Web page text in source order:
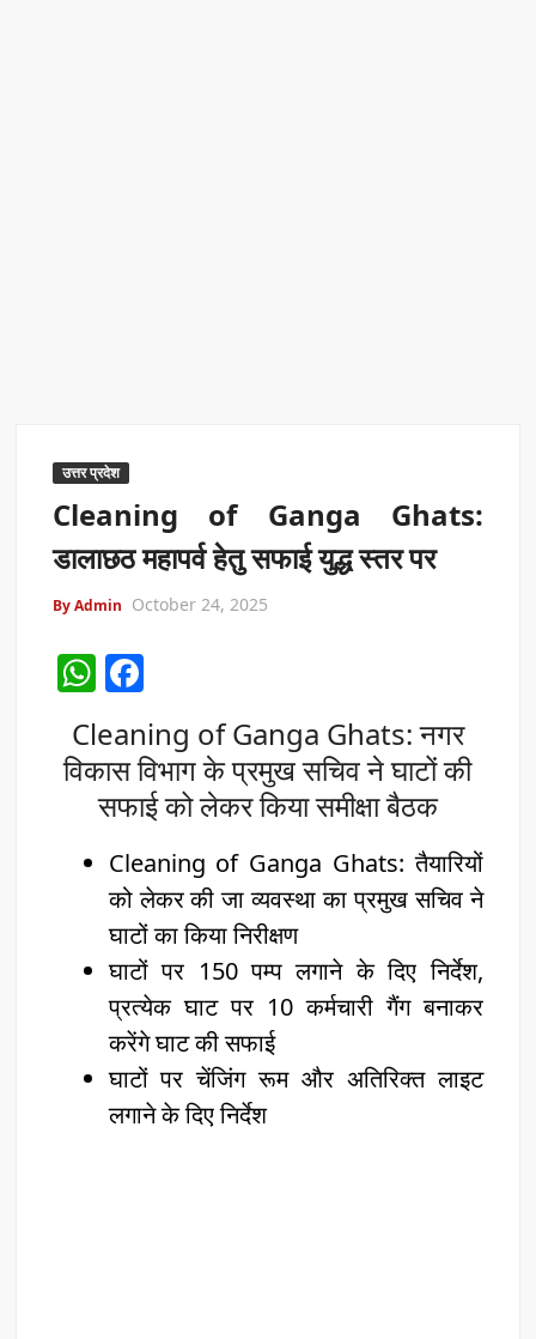
BPCL Ethanol Case: इथेनॉल आवंटन विवाद पर सरकार का जवाब
उत्तर प्रदेश
Cleaning of Ganga Ghats:
डालाछठ महापर्व हेतु सफाई युद्ध स्तर पर
By Admin October 24, 2025
W
at
s
A
p
p
a
c
e
b
o
o
k
Cleaning of Ganga Ghats: नगर
विकास विभाग के प्रमुख सचिव ने घाटों की
सफाई को लेकर किया समीक्षा बैठक
Cleaning of Ganga Ghats: तैयारियों
को लेकर की जा व्यवस्था का प्रमुख सचिव ने
घाटों का किया निरीक्षण
घाटों पर 150 पम्प लगाने के दिए निर्देश,
प्रत्येक घाट पर 10 कर्मचारी गैंग बनाकर
करेंगे घाट की सफाई
घाटों पर चेंजिंग रूम और अतिरिक्त लाइट
लगाने के दिए निर्देश